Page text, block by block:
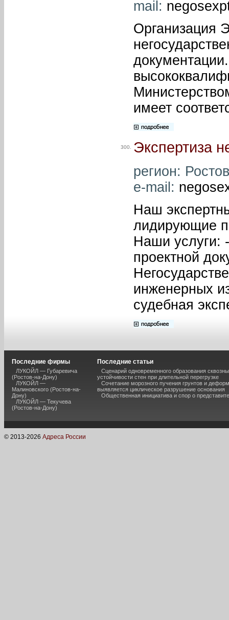
mail:
Организация
имеет
300. Экспертиза
регион:
e-mail:
Наш
лидирующие
Наши услуги:
проектной
инженерных
судебная
Последние фирмы
ЛУКОЙЛ — Губаревича
(Ростов-на-Дону)
ЛУКОЙЛ —
Малиновского (Ростов-на-
Дону)
ЛУКОЙЛ — Текучева
(Ростов-на-Дону)
Последние статьи
Сценарий одновременного образования
устойчивости стен при длительной перегрузке
Сочетание морозного пучения грунтов и
выявляется циклическое разрушение основания
Общественная инициатива и спор о
© 2013-2026 Адреса России